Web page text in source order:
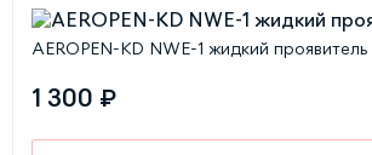
AEROPEN-KD NWE-1 жидкий проявитель
1 300 ₽